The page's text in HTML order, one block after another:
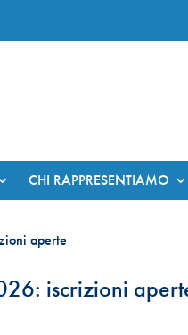
CHI RAPPRESENTIAMO
iscrizioni